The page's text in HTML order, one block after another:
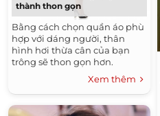
thành thon gọn
Bằng cách chọn quần áo phù
hợp với dáng người, thân
hình hơi thừa cân của bạn
trông sẽ thon gọn hơn.
Xem thêm